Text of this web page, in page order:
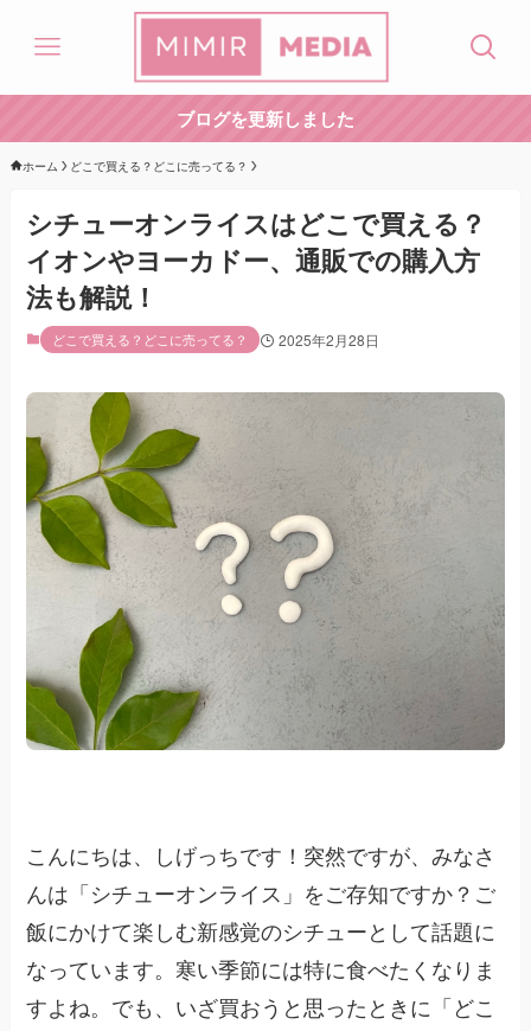
ブログを更新しました
ホーム どこで買える？どこに売ってる？
シチューオンライスはどこで買える？
イオンやヨーカドー、通販での購入方
法も解説！
どこで買える？どこに売ってる？ 2025年2月28日
こんにちは、しげっちです！突然ですが、みなさ
んは「シチューオンライス」をご存知ですか？ご
飯にかけて楽しむ新感覚のシチューとして話題に
なっています。寒い季節には特に食べたくなりま
すよね。でも、いざ買おうと思ったときに「どこ